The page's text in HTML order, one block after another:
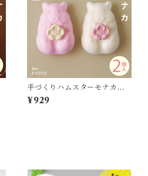
手づくりハムスターモナカ紅
白 (２個入り・つぶ餡)
¥929